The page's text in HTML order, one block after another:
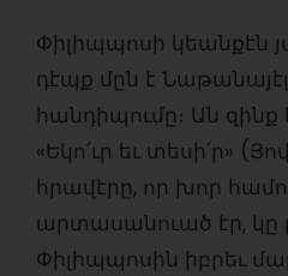
Փիլիպպոսի կեանքէն
դէպք մըն է
հանդիպումը։ Ան զինք
«Եկո՛ւր եւ տեսի՛ր»
հրավէրը, որ խոր
արտասանուած էր, կը
Փիլիպպոսին իբրեւ